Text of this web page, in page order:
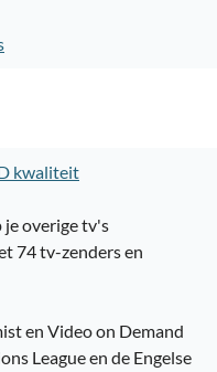
kwaliteit
je overige tv's
74 tv-zenders en
en Video on Demand
League en de Engelse